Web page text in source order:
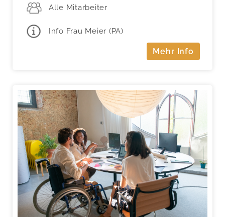
Alle Mitarbeiter
Info Frau Meier (PA)
Mehr Info